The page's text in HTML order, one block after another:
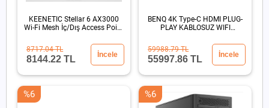
KEENETIC Stellar 6 AX3000
Wi-Fi Mesh İç/Dış Access Point
8717.04 TL
8144.22 TL İncele
BENQ 4K Type-C HDMI PLUG-
PLAY KABLOSUZ WIFI
CIHAZI
59988.79 TL
55997.86 TL İncele
%6 %6